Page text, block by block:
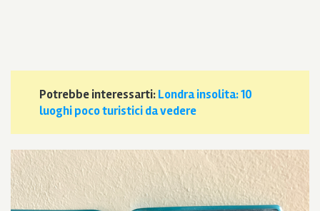
Potrebbe interessarti:Londra insolita: 10
luoghi poco turistici da vedere